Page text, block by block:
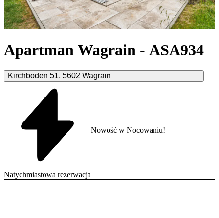
Apartman Wagrain - ASA934
Kirchboden 51, 5602 Wagrain
Natychmiastowa rezerwacja
Nowość w Nocowaniu!